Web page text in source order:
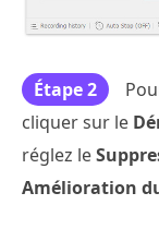
Étape 2
cliquer sur le
réglez le
Amélioration